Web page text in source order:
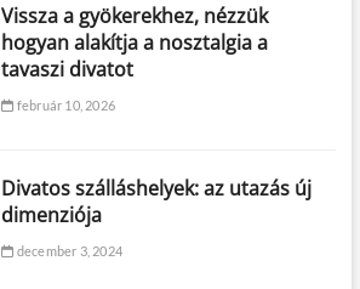
Vissza a gyökerekhez, nézzük
hogyan alakítja a nosztalgia a
tavaszi divatot
február 10, 2026
Divatos szálláshelyek: az utazás új
dimenziója
december 3, 2024